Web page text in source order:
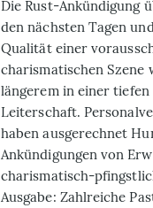
Die Rust-Ankündigung
den nächsten Tagen
Qualität einer
charismatischen Szene
längerem in einer
Leiterschaft.
haben ausgerechnet
Ankündigungen von
charismatisch-
Ausgabe: Zahlreiche